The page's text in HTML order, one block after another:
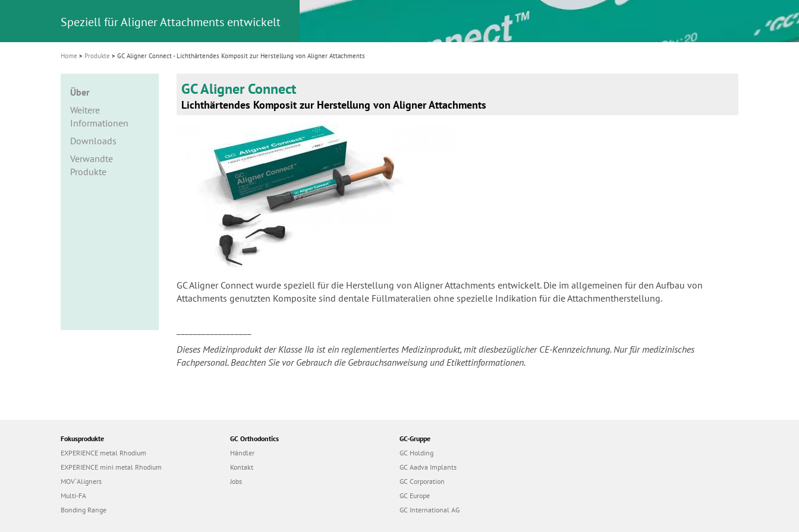
o
n
Speziell für Aligner Attachments entwickelt
Home Produkte GC Aligner Connect - Lichthärtendes Komposit zur Herstellung von Aligner Attachments
Über
Weitere
Informationen
Downloads
Verwandte
Produkte
GC Aligner Connect
Lichthärtendes Komposit zur Herstellung von Aligner Attachments
GC Aligner Connect wurde speziell für die Herstellung von Aligner Attachments entwickelt. Die im allgemeinen für den Aufbau von
Attachments genutzten Komposite sind dentale Füllmateralien ohne spezielle Indikation für die Attachmentherstellung.
Dieses Medizinprodukt der Klasse IIa ist ein reglementiertes Medizinprodukt, mit diesbezüglicher CE-Kennzeichnung. Nur für medizinisches
Fachpersonal. Beachten Sie vor Gebrauch die Gebrauchsanweisung und Etikettinformationen.
Fokusprodukte
EXPERIENCE metal Rhodium
EXPERIENCE mini metal Rhodium
MOV´Aligners
Multi-FA
Bonding Range
GC Orthodontics
Händler
Kontakt
Jobs
GC-Gruppe
GC Holding
GC Aadva Implants
GC Corporation
GC Europe
GC International AG